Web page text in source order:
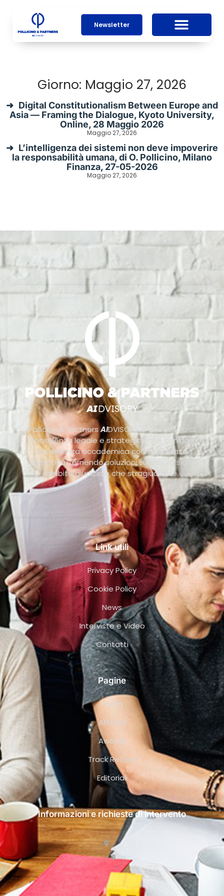
Newsletter
Giorno: Maggio 27, 2026
Digital Constitutionalism Between Europe and
Asia — Framing the Dialogue, Kyoto University,
Online, 28 Maggio 2026
Maggio 27, 2026
L’intelligenza dei sistemi non deve impoverire
la responsabilità umana, di O. Pollicino, Milano
Finanza, 27-05-2026
Maggio 27, 2026
Pollicino & PartnersAIDVISORY è uno studio di
consulenza legale e strategica che coniuga
l’eccellenza accademica con l’efficienza
operativa, fornendo soluzioni su misura sia in
ambito giudiziale che stragiudiziale.
Link utili
Privacy Policy
Cookie Policy
News
Interviste e Video
Contatti
Pagine
Team
Attività
Awards
Track Record
Editoriali
Informazioni e richieste di intervento